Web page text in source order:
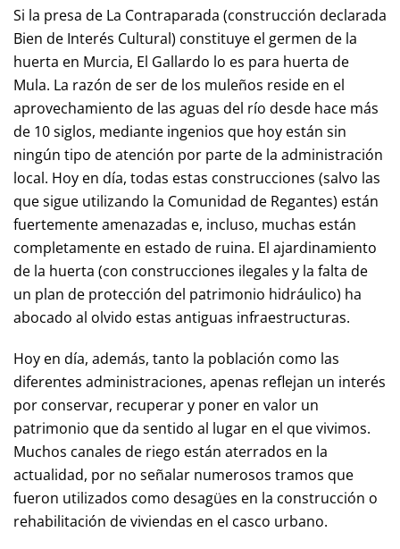
Si la presa de La Contraparada (construcción declarada
Bien de Interés Cultural) constituye el germen de la
huerta en Murcia, El Gallardo lo es para huerta de
Mula. La razón de ser de los muleños reside en el
aprovechamiento de las aguas del río desde hace más
de 10 siglos, mediante ingenios que hoy están sin
ningún tipo de atención por parte de la administración
local. Hoy en día, todas estas construcciones (salvo las
que sigue utilizando la Comunidad de Regantes) están
fuertemente amenazadas e, incluso, muchas están
completamente en estado de ruina. El ajardinamiento
de la huerta (con construcciones ilegales y la falta de
un plan de protección del patrimonio hidráulico) ha
abocado al olvido estas antiguas infraestructuras.
Hoy en día, además, tanto la población como las
diferentes administraciones, apenas reflejan un interés
por conservar, recuperar y poner en valor un
patrimonio que da sentido al lugar en el que vivimos.
Muchos canales de riego están aterrados en la
actualidad, por no señalar numerosos tramos que
fueron utilizados como desagües en la construcción o
rehabilitación de viviendas en el casco urbano.